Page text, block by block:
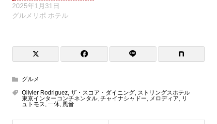
2025年1月31日
グルメリポ ホテル
グルメ
Olivier Rodriguez, ザ・スコア・ダイニング, ストリングスホテル
東京インターコンチネンタル, チャイナシャドー メロディア
リ
ュトモス 一休, 風音